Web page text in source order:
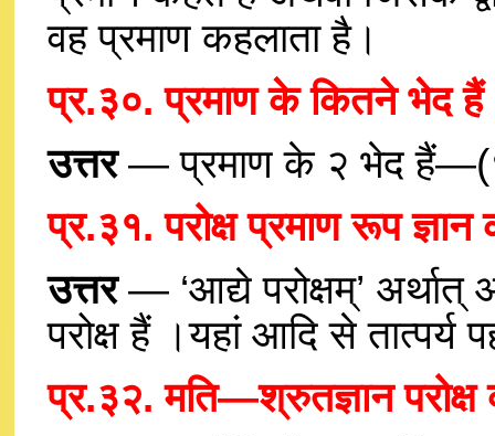
वह प्रमाण कहलाता है।
प्र.३०. प्रमाण के कितने भेद
उत्तर— प्रमाण के २ भेद हैं—(१)
प्र.३१. परोक्ष प्रमाण रूप
उत्तर— ‘आद्ये परोक्षम्’ अर्थात्
परोक्ष हैं ।यहां आदि से
प्र.३२. मति—श्रुतज्ञान परोक्ष